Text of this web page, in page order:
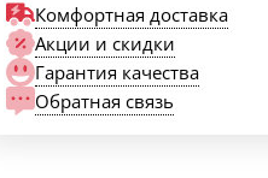
Комфортная доставка
Акции и скидки
Гарантия качества
Обратная связь